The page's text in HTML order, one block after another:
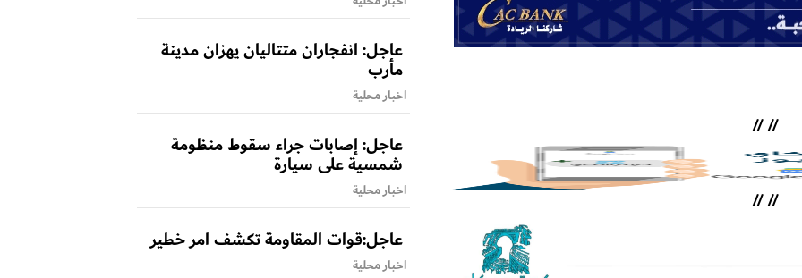
//
//
//
//
عاجل: انفجاران متتاليان يهزان مدينة
مأرب
اخبار محلية
عاجل: إصابات جراء سقوط منظومة
شمسية على سيارة
اخبار محلية
عاجل:قوات المقاومة تكشف امر خطير
اخبار محلية